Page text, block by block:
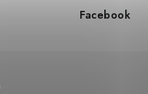
Facebook